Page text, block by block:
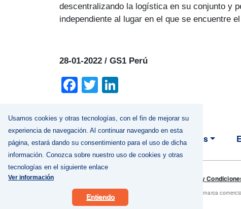
descentralizando la logística en su conjunto y
independiente al lugar en el que se encuentre
28-01-2022 / GS1 Perú
Facebook
Twitter
MAIN NAVIGATION
Nosotros
Footer
Términos y
GS1 es una marca
Usamos cookies y otras tecnologías, con el fin de mejorar su
experiencia de navegación. Al continuar navegando en esta
página, estará dando su consentimiento para el uso de dicha
información. Conozca sobre nuestro uso de cookies y otras
tecnologías en el siguiente enlace
Ver información
Entiendo